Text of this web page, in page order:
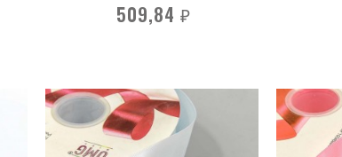
509,84 ₽